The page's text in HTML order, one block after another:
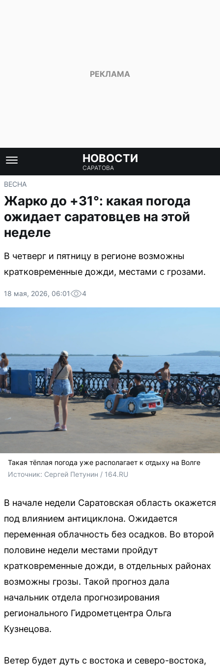
НОВОСТИ
САРАТОВА
ВЕСНА
Жарко до +31°: какая погода
ожидает саратовцев на этой
неделе
В четверг и пятницу в регионе возможны
кратковременные дожди, местами с грозами.
18 мая, 2026, 06:01 4
Такая тёплая погода уже располагает к отдыху на Волге
Источник: Сергей Петунин / 164.RU
В начале недели Саратовская область окажется
под влиянием антициклона. Ожидается
переменная облачность без осадков. Во второй
половине недели местами пройдут
кратковременные дожди, в отдельных районах
возможны грозы. Такой прогноз дала
начальник отдела прогнозирования
регионального Гидрометцентра Ольга
Кузнецова.
Ветер будет дуть с востока и северо-востока,